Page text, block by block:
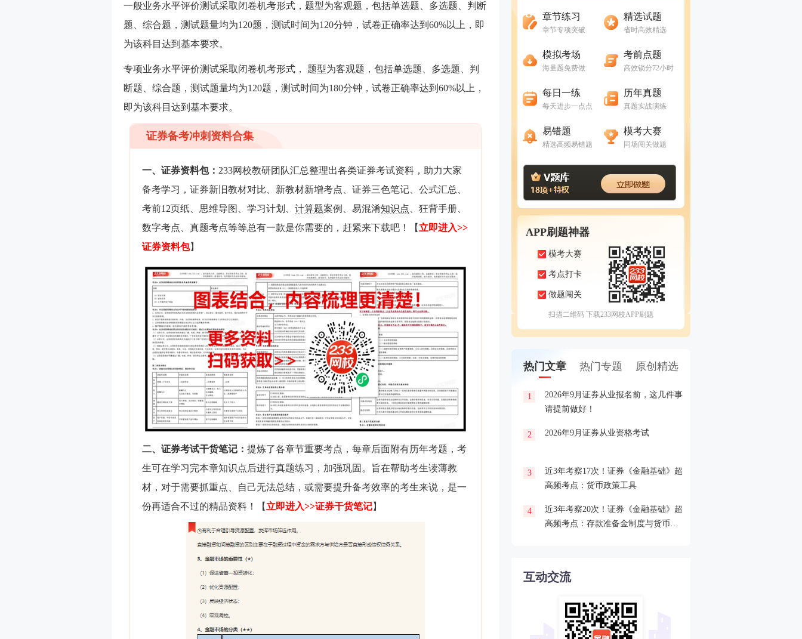
一般业务水平评价测试采取闭卷机考形式，题型为客观题，包括单选题、多选题、判断
题、综合题，测试题量均为120题，测试时间为120分钟，试卷正确率达到60%以上，即
为该科目达到基本要求。
专项业务水平评价测试采取闭卷机考形式， 题型为客观题，包括单选题、多选题、判
断题、综合题，测试题量均为120题，测试时间为180分钟，试卷正确率达到60%以上，
即为该科目达到基本要求。
证券备考冲刺资料合集
一、证券资料包： 233网校教研团队汇总整理出各类证券考试资料，助力大家
备考学习，证券新旧教材对比、新教材新增考点、证券三色笔记、公式汇总、
考前12页纸、思维导图、学习计划、 计算题案例、易混淆知识点 、狂背手册、
数字考点、真题考点等等总有一款是你需要的，赶紧来下载吧！
【 立即进入>>
证券资料包】
二、证券考试干货笔记： 提炼了各章节重要考点，每章后面附有历年考题，考
生可在学习完本章知识点后进行真题练习，加强巩固。旨在帮助考生读薄教
材，对于需要抓重点、自己无法总结，或需要提升备考效率的考生来说，是一
份再适合不过的精品资料！【 立即进入>>证券干货笔记】
章节练习
章节专项突破
精选试题
省时高效精选
模拟考场
海量题免费做
考前点题
高效锁分72小时
每日一练
每天进步一点点
历年真题
真题实战演练
易错题
精选高频易错题
模考大赛
同场闯关做题
APP刷题神器
模考大赛
考点打卡
做题闯关
扫描二维码 下载233网校APP刷题
热门文章 热门专题 原创精选
1
2026年9月证券从业报名前，这几件事
请提前做好！
2 2026年9月证券从业资格考试
3
近3年考察17次！证券《金融基础》超
高频考点：货币政策工具
4
近3年考察20次！证券《金融基础》超
高频考点：存款准备金制度与货币乘
互动交流